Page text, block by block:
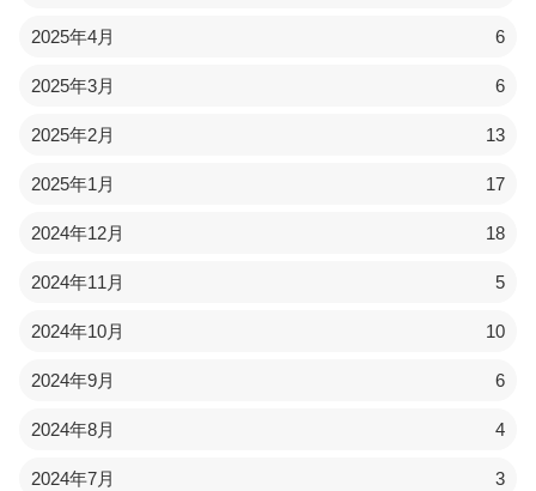
2025年4月 6
2025年3月 6
2025年2月 13
2025年1月 17
2024年12月 18
2024年11月 5
2024年10月 10
2024年9月 6
2024年8月 4
2024年7月 3